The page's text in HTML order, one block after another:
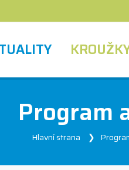
Program
Hlavní strana